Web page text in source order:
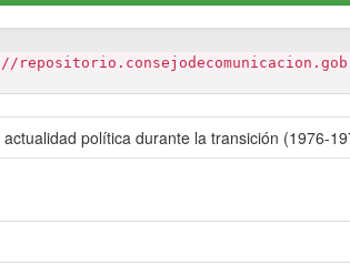
política durante la transición (1976-